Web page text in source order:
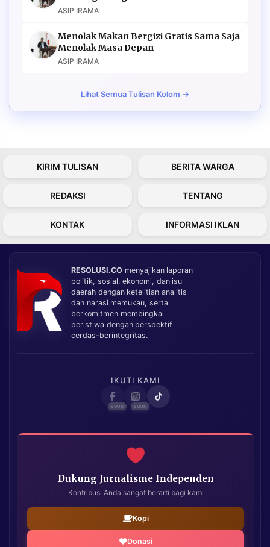
ASIP IRAMA
Menolak Makan Bergizi Gratis Sama Saja
Menolak Masa Depan
ASIP IRAMA
Lihat Semua Tulisan Kolom →
KIRIM TULISAN BERITA WARGA
REDAKSI TENTANG
KONTAK INFORMASI IKLAN
RESOLUSI.CO menyajikan laporan
politik, sosial, ekonomi, dan isu
daerah dengan ketelitian analitis
dan narasi memukau, serta
berkomitmen membingkai
peristiwa dengan perspektif
cerdas-berintegritas.
IKUTI KAMI
Dukung Jurnalisme Independen
Kontribusi Anda sangat berarti bagi kami
Kopi
Donasi